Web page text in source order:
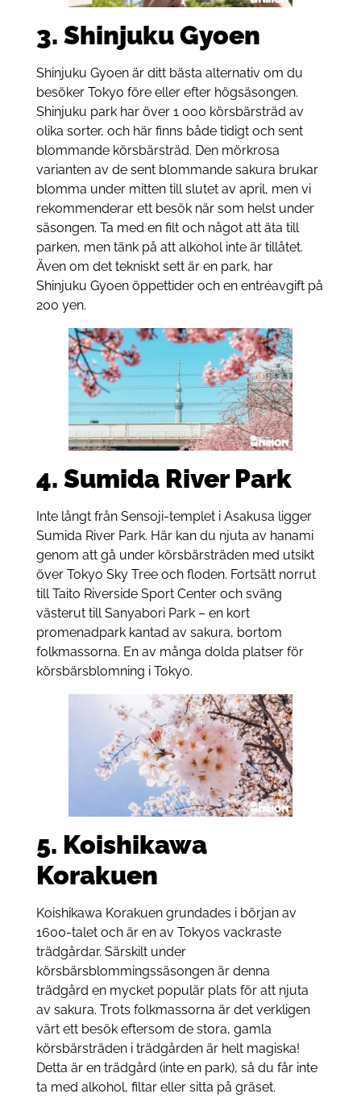
3. Shinjuku Gyoen
Shinjuku Gyoen är ditt bästa alternativ om du
besöker Tokyo före eller efter högsäsongen.
Shinjuku park har över 1 000 körsbärsträd av
olika sorter, och här finns både tidigt och sent
blommande körsbärsträd. Den mörkrosa
varianten av de sent blommande sakura brukar
blomma under mitten till slutet av april, men vi
rekommenderar ett besök när som helst under
säsongen. Ta med en filt och något att äta till
parken, men tänk på att alkohol inte är tillåtet.
Även om det tekniskt sett är en park, har
Shinjuku Gyoen öppettider och en entréavgift på
200 yen.
4. Sumida River Park
Inte långt från Sensoji-templet i Asakusa ligger
Sumida River Park. Här kan du njuta av hanami
genom att gå under körsbärsträden med utsikt
över Tokyo Sky Tree och floden. Fortsätt norrut
till Taito Riverside Sport Center och sväng
västerut till Sanyabori Park – en kort
promenadpark kantad av sakura, bortom
folkmassorna. En av många dolda platser för
körsbärsblomning i Tokyo.
5. Koishikawa
Korakuen
Koishikawa Korakuen grundades i början av
1600-talet och är en av Tokyos vackraste
trädgårdar. Särskilt under
körsbärsblommingssäsongen är denna
trädgård en mycket populär plats för att njuta
av sakura. Trots folkmassorna är det verkligen
värt ett besök eftersom de stora, gamla
körsbärsträden i trädgården är helt magiska!
Detta är en trädgård (inte en park), så du får inte
ta med alkohol, filtar eller sitta på gräset.